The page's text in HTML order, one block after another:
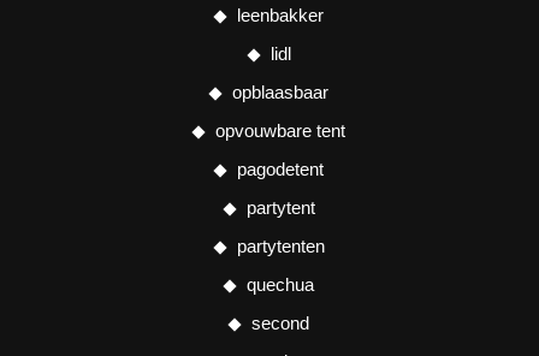
leenbakker
lidl
opblaasbaar
opvouwbare tent
pagodetent
partytent
partytenten
quechua
second